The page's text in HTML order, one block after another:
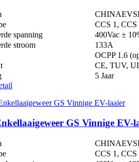
CCS 1,
spanning
400Vac ±
stroom
133A
OCPP 1.6
CE, TUV,
5 Jaar
GS Vinnige EV-
CCS 1,